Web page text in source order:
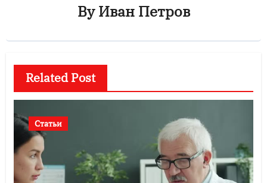
ByИван Петров
Related Post
Статьи